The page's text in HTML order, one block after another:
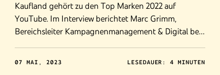
Kaufland gehört zu den Top Marken 2022 auf
YouTube. Im Interview berichtet Marc Grimm,
Bereichsleiter Kampagnenmanagement & Digital bei
07 MAI, 2023 LESEDAUER: 4 MINUTEN